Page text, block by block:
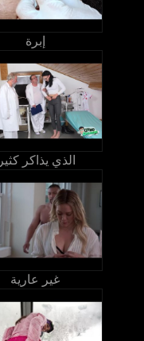
إبرة
الذي يذاكر كثيرا
غير عارية